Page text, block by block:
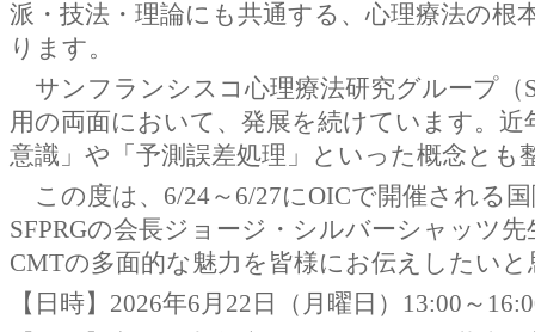
派・技法・理論にも共通する、⼼理療法の
ります。
サンフランシスコ⼼理療法研究グループ（
⽤の両⾯において、発展を続けています。
意識」や「予測誤差処理」といった概念と
この度は、6/24～6/27にOICで開催される国
SFPRGの会長ジョージ・シルバーシャッツ
CMTの多面的な魅力を皆様にお伝えしたい
【日時】2026年6月22日（月曜日）13:00～